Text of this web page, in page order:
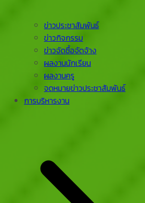
ข่าวประชาสัมพันธ์
ข่าวกิจกรรม
ข่าวจัดซื้อจัดจ้าง
ผลงานนักเรียน
ผลงานครู
จดหมายข่าวประชาสัมพันธ์
การบริหารงาน